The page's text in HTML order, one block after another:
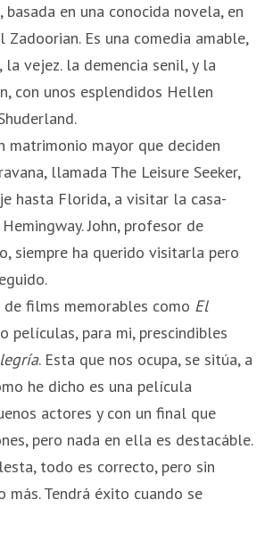
basada en una conocida novela, en
Zadoorian. Es una comedia amable,
vejez. la demencia senil, y la
con unos esplendidos Hellen
matrimonio mayor que deciden
llamada The Leisure Seeker,
hasta Florida, a visitar la casa-
John, profesor de
siempre ha querido visitarla pero
de films memorables como El
o películas, para mi, prescindibles
. Esta que nos ocupa, se sitúa, a
he dicho es una película
actores y con un final que
pero nada en ella es destacáble.
todo es correcto, pero sin
más. Tendrá éxito cuando se